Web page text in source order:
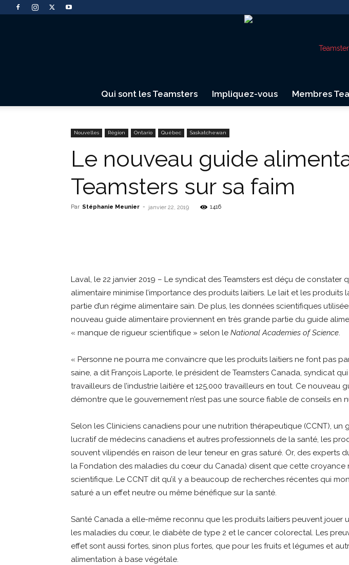
Qui sont les Teamsters Impliquez-vous Membres
Nouvelles Région Ontario Québec Saskatchewan
Le nouveau guide
Teamsters sur sa faim
Par Stéphanie Meunier - janvier 22, 2019 1416
Laval, le 22 janvier 2019 – Le syndicat des Teamsters est déçu de constater
alimentaire minimise l’importance des produits laitiers. Le lait et les produits
partie d’un régime alimentaire sain. De plus, les données scientifiques
nouveau guide alimentaire proviennent en très grande partie du guide
« manque de rigueur scientifique » selon le National Academies of Science.
« Personne ne pourra me convaincre que les produits laitiers ne font pas
saine, a dit François Laporte, le président de Teamsters Canada, syndicat
travailleurs de l’industrie laitière et 125,000 travailleurs en tout. Ce nouveau
démontre que le gouvernement n’est pas une source fiable de conseils en
Selon les Cliniciens canadiens pour une nutrition thérapeutique (CCNT), un
lucratif de médecins canadiens et autres professionnels de la santé, les
souvent vilipendés en raison de leur teneur en gras saturé. Or, des experts
la Fondation des maladies du cœur du Canada) disent que cette croyance
scientifique. Le CCNT dit qu’il y a beaucoup de recherches récentes qui
saturé a un effet neutre ou même bénéfique sur la santé.
Santé Canada a elle-même reconnu que les produits laitiers peuvent jouer
les maladies du cœur, le diabète de type 2 et le cancer colorectal. Les
effet sont aussi fortes, sinon plus fortes, que pour les fruits et légumes et
alimentation à base végétale.